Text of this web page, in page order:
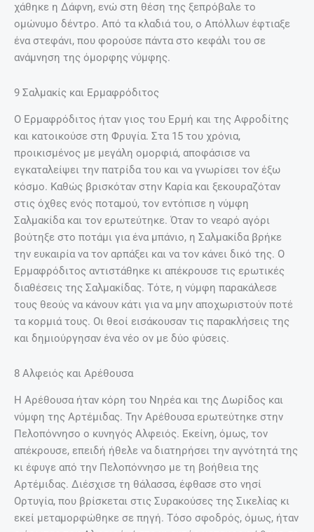
χάθηκε η Δάφνη, ενώ στη θέση της ξεπρόβαλε το
ομώνυμο δέντρο. Από τα κλαδιά του, ο Απόλλων έφτιαξε
ένα στεφάνι, που φορούσε πάντα στο κεφάλι του σε
ανάμνηση της όμορφης νύμφης.
9 Σαλμακίς και Ερμαφρόδιτος
Ο Ερμαφρόδιτος ήταν γιος του Ερμή και της Αφροδίτης
και κατοικούσε στη Φρυγία. Στα 15 του χρόνια,
προικισμένος με μεγάλη ομορφιά, αποφάσισε να
εγκαταλείψει την πατρίδα του και να γνωρίσει τον έξω
κόσμο. Καθώς βρισκόταν στην Καρία και ξεκουραζόταν
στις όχθες ενός ποταμού, τον εντόπισε η νύμφη
Σαλμακίδα και τον ερωτεύτηκε. Όταν το νεαρό αγόρι
βούτηξε στο ποτάμι για ένα μπάνιο, η Σαλμακίδα βρήκε
την ευκαιρία να τον αρπάξει και να τον κάνει δικό της. Ο
Ερμαφρόδιτος αντιστάθηκε κι απέκρουσε τις ερωτικές
διαθέσεις της Σαλμακίδας. Τότε, η νύμφη παρακάλεσε
τους θεούς να κάνουν κάτι για να μην αποχωριστούν ποτέ
τα κορμιά τους. Οι θεοί εισάκουσαν τις παρακλήσεις της
και δημιούργησαν ένα νέο ον με δύο φύσεις.
8 Αλφειός και Αρέθουσα
Η Αρέθουσα ήταν κόρη του Νηρέα και της Δωρίδος και
νύμφη της Αρτέμιδας. Την Αρέθουσα ερωτεύτηκε στην
Πελοπόννησο ο κυνηγός Αλφειός. Εκείνη, όμως, τον
απέκρουσε, επειδή ήθελε να διατηρήσει την αγνότητά της
κι έφυγε από την Πελοπόννησο με τη βοήθεια της
Αρτέμιδας. Διέσχισε τη θάλασσα, έφθασε στο νησί
Ορτυγία, που βρίσκεται στις Συρακούσες της Σικελίας κι
εκεί μεταμορφώθηκε σε πηγή. Τόσο σφοδρός, όμως, ήταν